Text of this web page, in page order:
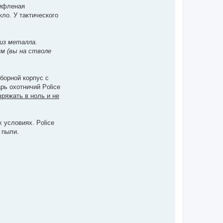
У тактического
металла.
(вы на стволе
корпус с
охотничий Police
в ноль и не
условиях. Police
пыли.